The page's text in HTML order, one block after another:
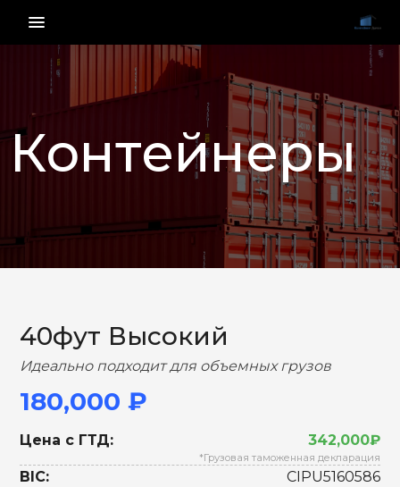
menu_vert
Контейнеры
НАЗАД ВПЕРЕД
40фут Высокий
Идеально подходит для объемных грузов
180,000 ₽
Цена с ГТД: 342,000₽
*Грузовая таможенная декларация
BIC:
CIPU5160586